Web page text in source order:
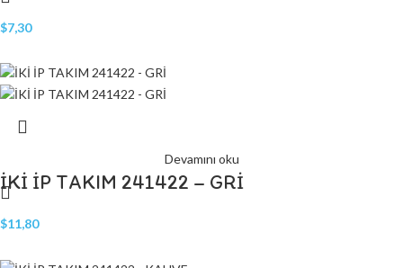
$7,30
Devamını oku
İKİ İP TAKIM 241422 – GRİ
$11,80